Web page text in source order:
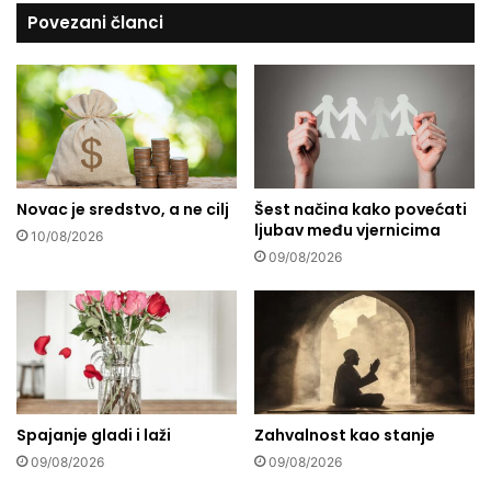
t
r
e
ž
i
s
e
r
č
k
o
s
e
l
o
u
A
:
O
b
i
č
Povezani članci
Novac je sredstvo, a ne cilj
10/08/2026
Šest načina kako povećati
ljubav među vjernicima
09/08/2026
Spajanje gladi i laži
09/08/2026
Zahvalnost kao stanje
09/08/2026